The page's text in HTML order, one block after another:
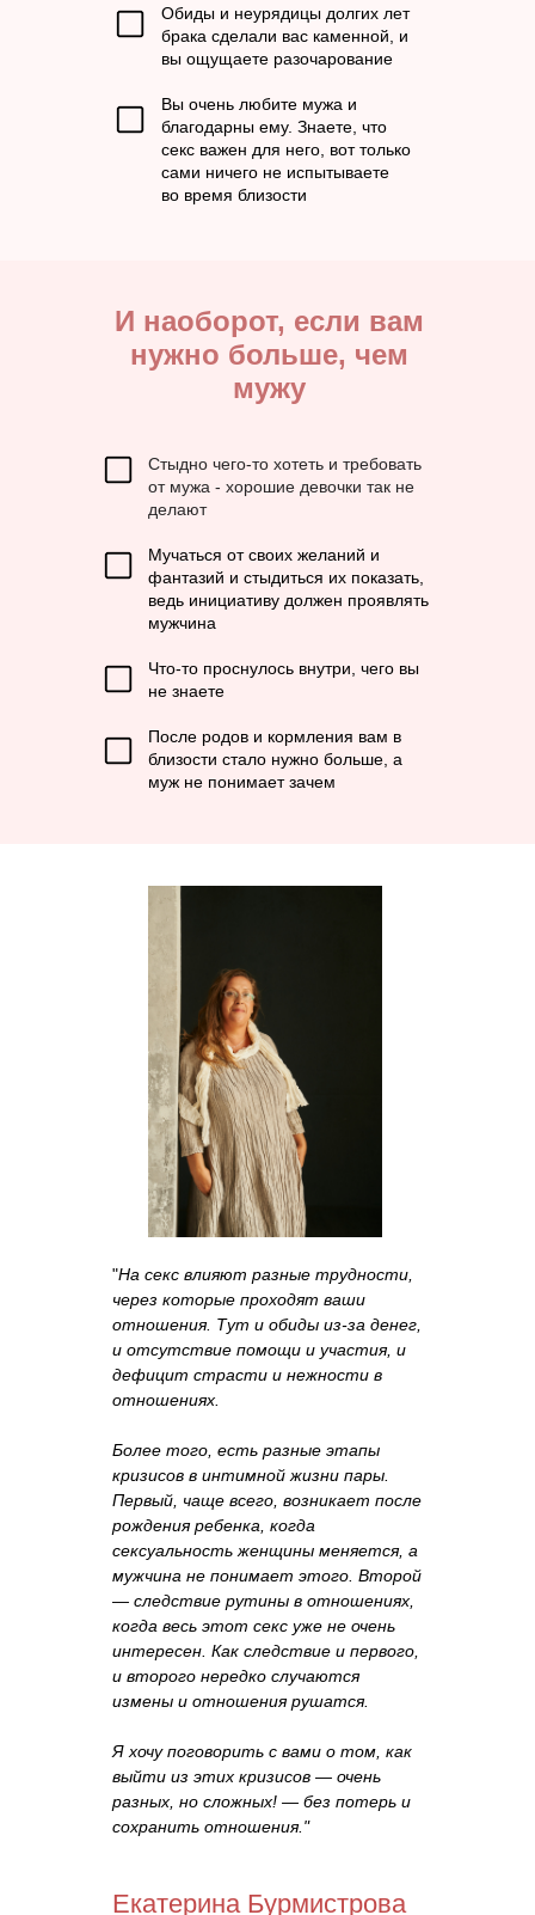
Обиды и неурядицы долгих лет
брака сделали вас каменной, и
вы ощущаете разочарование
Вы очень любите мужа и
благодарны ему. Знаете, что
секс важен для него, вот только
сами ничего не испытываете
во время близости
И наоборот, если вам
нужно больше, чем
мужу
Стыдно чего-то хотеть и требовать
от мужа - хорошие девочки так не
делают
Мучаться от своих желаний и
фантазий и стыдиться их показать,
ведь инициативу должен проявлять
мужчина
Что-то проснулось внутри, чего вы
не знаете
После родов и кормления вам в
близости стало нужно больше, а
муж не понимает зачем
"На секс влияют разные трудности,
через которые проходят ваши
отношения. Тут и обиды из-за денег,
и отсутствие помощи и участия, и
дефицит страсти и нежности в
отношениях.
Более того, есть разные этапы
кризисов в интимной жизни пары.
Первый, чаще всего, возникает после
рождения ребенка, когда
сексуальность женщины меняется, а
мужчина не понимает этого. Второй
— следствие рутины в отношениях,
когда весь этот секс уже не очень
интересен. Как следствие и первого,
и второго нередко случаются
измены и отношения рушатся.
Я хочу поговорить с вами о том, как
выйти из этих кризисов — очень
разных, но сложных! — без потерь и
сохранить отношения."
Екатерина Бурмистрова